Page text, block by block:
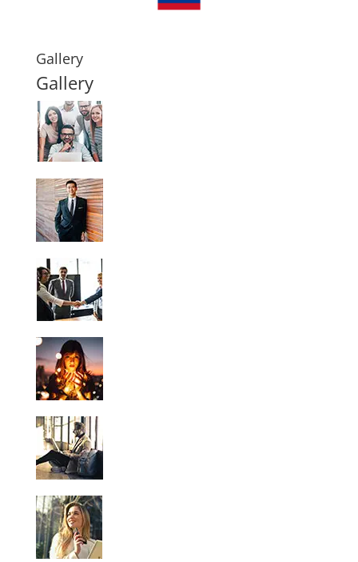
Gallery
Gallery